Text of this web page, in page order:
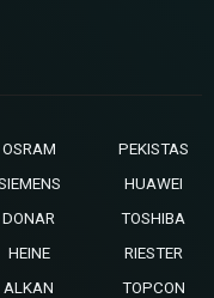
OSRAM
PEKISTAS
HUAWEI
DONAR
TOSHIBA
HEINE
RIESTER
ALKAN
TOPCON